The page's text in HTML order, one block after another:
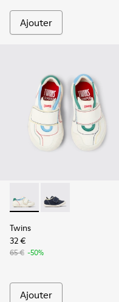
Ajouter
Twins - K800682-002 -
Twins - K800682-
Twins
32 €
65 € -50%
Ajouter